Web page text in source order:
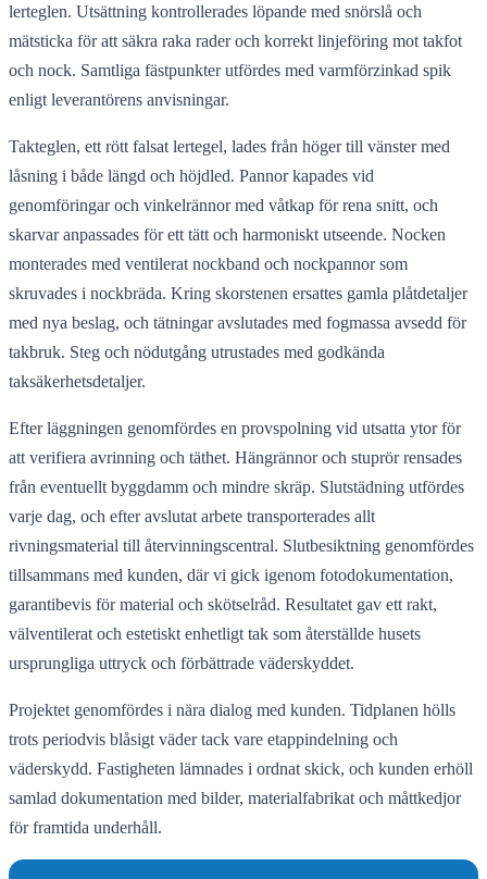
lerteglen. Utsättning kontrollerades löpande med snörslå och
mätsticka för att säkra raka rader och korrekt linjeföring mot takfot
och nock. Samtliga fästpunkter utfördes med varmförzinkad spik
enligt leverantörens anvisningar.
Takteglen, ett rött falsat lertegel, lades från höger till vänster med
låsning i både längd och höjdled. Pannor kapades vid
genomföringar och vinkelrännor med våtkap för rena snitt, och
skarvar anpassades för ett tätt och harmoniskt utseende. Nocken
monterades med ventilerat nockband och nockpannor som
skruvades i nockbräda. Kring skorstenen ersattes gamla plåtdetaljer
med nya beslag, och tätningar avslutades med fogmassa avsedd för
takbruk. Steg och nödutgång utrustades med godkända
taksäkerhetsdetaljer.
Efter läggningen genomfördes en provspolning vid utsatta ytor för
att verifiera avrinning och täthet. Hängrännor och stuprör rensades
från eventuellt byggdamm och mindre skräp. Slutstädning utfördes
varje dag, och efter avslutat arbete transporterades allt
rivningsmaterial till återvinningscentral. Slutbesiktning genomfördes
tillsammans med kunden, där vi gick igenom fotodokumentation,
garantibevis för material och skötselråd. Resultatet gav ett rakt,
välventilerat och estetiskt enhetligt tak som återställde husets
ursprungliga uttryck och förbättrade väderskyddet.
Projektet genomfördes i nära dialog med kunden. Tidplanen hölls
trots periodvis blåsigt väder tack vare etappindelning och
väderskydd. Fastigheten lämnades i ordnat skick, och kunden erhöll
samlad dokumentation med bilder, materialfabrikat och måttkedjor
för framtida underhåll.